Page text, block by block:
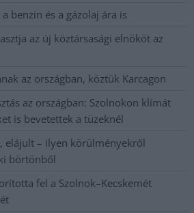
benzin és a gázolaj ára is
az új köztársasági elnököt az
az országban, köztük Karcagon
az országban: Szolnokon klímát
is bevetettek a tüzeknél
elájult – ilyen körülményekről
börtönből
fel a Szolnok–Kecskemét